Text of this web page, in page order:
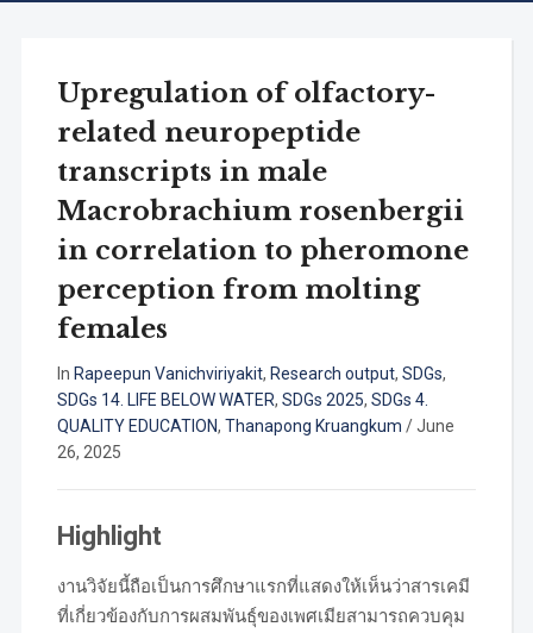
Upregulation of olfactory-
related neuropeptide
transcripts in male
Macrobrachium rosenbergii
in correlation to pheromone
perception from molting
females
In Rapeepun Vanichviriyakit, Research output, SDGs,
SDGs 14. LIFE BELOW WATER, SDGs 2025, SDGs 4.
QUALITY EDUCATION, Thanapong Kruangkum /June
26, 2025
Highlight
งานวิจัยนี้ถือเป็นการศึกษาแรกที่แสดงให้เห็นว่าสารเคมี
ที่เกี่ยวข้องกับการผสมพันธุ์ของเพศเมียสามารถควบคุม